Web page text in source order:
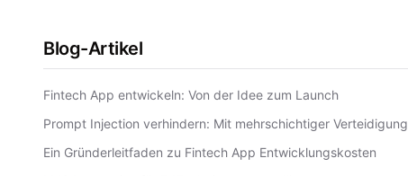
Blog-Artikel
Fintech App entwickeln: Von der Idee zum Launch
Prompt Injection verhindern: Mit mehrschichtiger Verteidigung
Ein Gründerleitfaden zu Fintech App Entwicklungskosten